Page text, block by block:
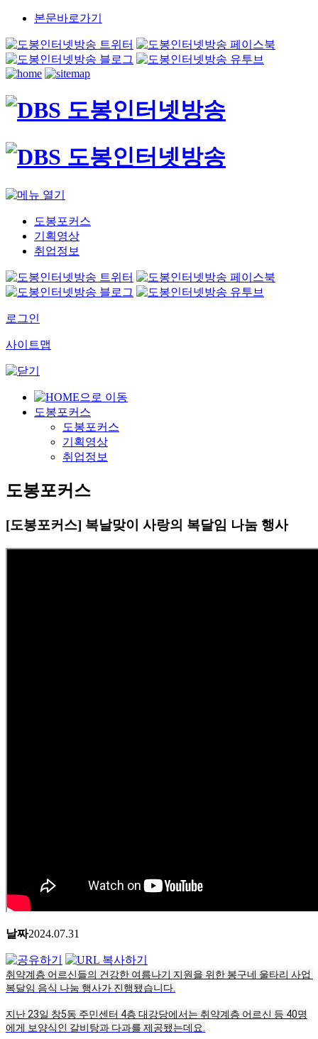
본문바로가기
도봉포커스
기획영상
취업정보
로그인
사이트맵
도봉포커스
도봉포커스
기획영상
취업정보
도봉포커스
[도봉포커스] 복날맞이 사랑의 복달임 나눔 행사
날짜2024.07.31
취약계층 어르신들의 건강한 여름나기 지원을 위한 봉구네 울타리 사업
복달임 음식 나눔 행사가 진행됐습니다.
지난 23일 창5동 주민센터 4층 대강당에서는 취약계층 어르신 등 40명
에게 보양식인 갈비탕과 다과를 제공됐는데요.